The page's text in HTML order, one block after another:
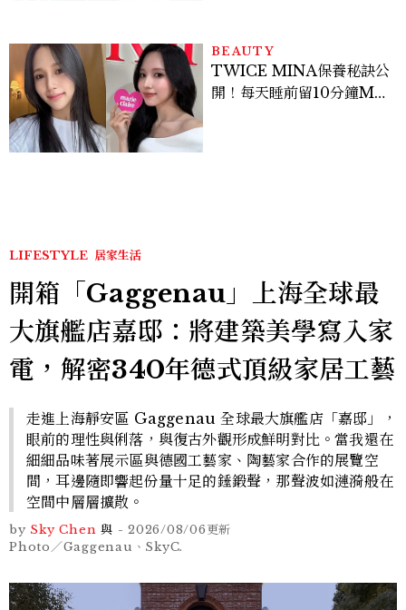
BEAUTY
TWICE MINA保養秘訣公
開！每天睡前留10分鐘ME
LIFESTYLE 居家生活
開箱「Gaggenau」上海全球最
大旗艦店嘉邸：將建築美學寫入家
電，解密340年德式頂級家居工藝
走進上海靜安區 Gaggenau 全球最大旗艦店「嘉邸」，
眼前的理性與俐落，與復古外觀形成鮮明對比。當我還在
細細品味著展示區與德國工藝家、陶藝家合作的展覽空
間，耳邊隨即響起份量十足的錘鍛聲，那聲波如漣漪般在
空間中層層擴散。
by Sky Chen 與 - 2026/08/06更新
Photo／Gaggenau、SkyC.